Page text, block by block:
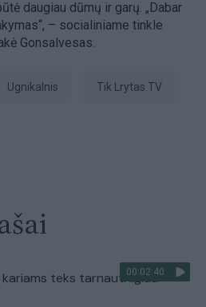
daugiau dūmų ir garų. „Dabar
– socialiniame tinkle
Gonsalvesas.
ugnikalnis tik Lrytas.TV
00:02:40
teks tarnauti ilgiau